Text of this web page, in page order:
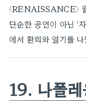
〈RENAISSANCE〉
단순한 공연이 아닌 '
에서 환희와 열기를
19. 나폴